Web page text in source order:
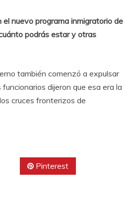
nuevo programa inmigratorio de
podrás estar y otras
también comenzó a expulsar
dijeron que esa era la
cruces fronterizos de
Pinterest